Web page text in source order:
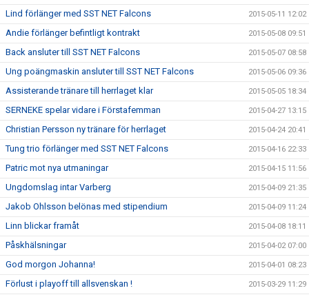
Lind förlänger med SST NET Falcons 2015-05-11 12:02
Andie förlänger befintligt kontrakt 2015-05-08 09:51
Back ansluter till SST NET Falcons 2015-05-07 08:58
Ung poängmaskin ansluter till SST NET Falcons 2015-05-06 09:36
Assisterande tränare till herrlaget klar 2015-05-05 18:34
SERNEKE spelar vidare i Förstafemman 2015-04-27 13:15
Christian Persson ny tränare för herrlaget 2015-04-24 20:41
Tung trio förlänger med SST NET Falcons 2015-04-16 22:33
Patric mot nya utmaningar 2015-04-15 11:56
Ungdomslag intar Varberg 2015-04-09 21:35
Jakob Ohlsson belönas med stipendium 2015-04-09 11:24
Linn blickar framåt 2015-04-08 18:11
Påskhälsningar 2015-04-02 07:00
God morgon Johanna! 2015-04-01 08:23
Förlust i playoff till allsvenskan ! 2015-03-29 11:29